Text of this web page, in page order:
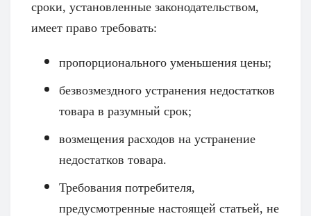
сроки, установленные законодательством,
имеет право требовать:
пропорционального уменьшения цены;
безвозмездного устранения недостатков
товара в разумный срок;
возмещения расходов на устранение
недостатков товара.
Требования потребителя,
предусмотренные настоящей статьей, не